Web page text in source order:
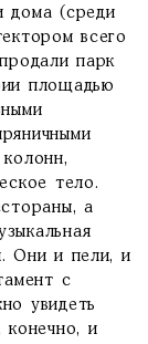
дома (среди
всего
парк
площадью
тело.
а
Они и пели, и
с
увидеть
конечно, и